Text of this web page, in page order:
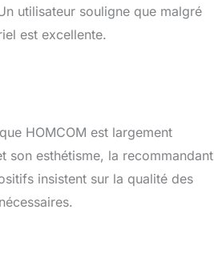
utilisateur souligne que malgré
est excellente.
HOMCOM est largement
esthétisme, la recommandant
insistent sur la qualité des